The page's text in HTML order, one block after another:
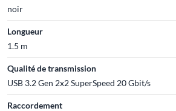
noir
Longueur
1.5 m
Qualité de transmission
USB 3.2 Gen 2x2 SuperSpeed 20 Gbit/s
Raccordement